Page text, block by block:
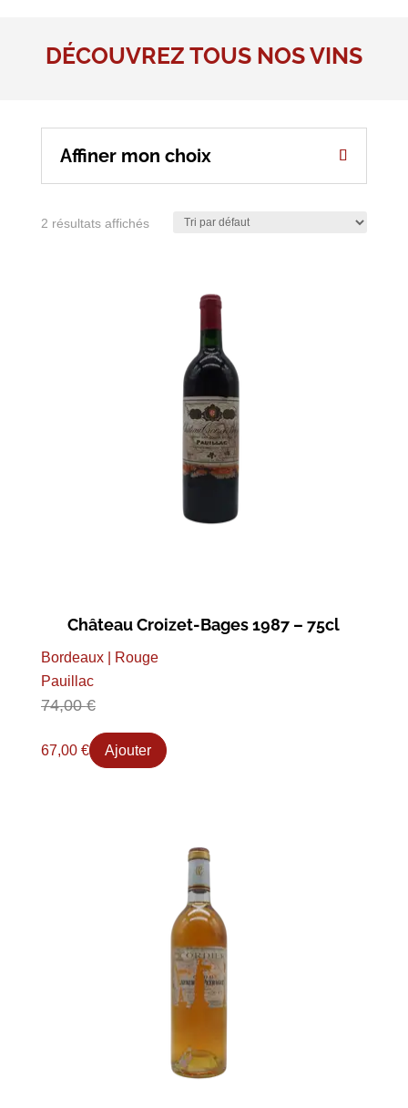
DÉCOUVREZ TOUS NOS VINS
Affiner mon choix
2 résultats affichés
Château Croizet-Bages 1987 – 75cl
Bordeaux | Rouge
Pauillac
74,00€
67,00 € Ajouter